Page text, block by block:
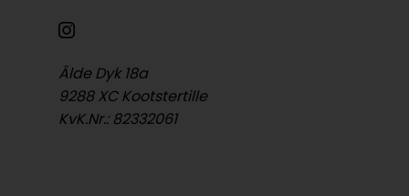
Âlde Dyk 18a
9288 XC Kootstertille
KvK.Nr.: 82332061